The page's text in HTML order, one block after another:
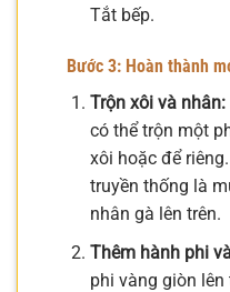
Tắt bếp.
Bước 3: Hoàn thành
Trộn xôi và nhân:
có thể trộn một
xôi hoặc để
truyền thống là
nhân gà lên trên.
Thêm hành phi
phi vàng giòn lên